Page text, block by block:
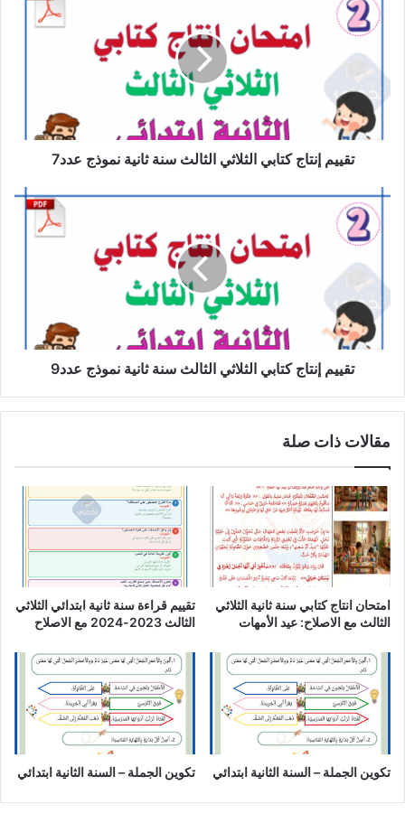
إنتاج
كتابي
الثلاثي
الثالث
سنة
ثانية
نموذج
عدد7
تقييم إنتاج كتابي الثلاثي الثالث سنة ثانية نموذج عدد7
تقييم
إنتاج
كتابي
الثلاثي
الثالث
سنة
ثانية
نموذج
عدد9
تقييم إنتاج كتابي الثلاثي الثالث سنة ثانية نموذج عدد9
مقالات ذات صلة
امتحان انتاج كتابي سنة ثانية الثلاثي
الثالث مع الاصلاح: عيد الأمهات
تقييم قراءة سنة ثانية ابتدائي الثلاثي
الثالث 2023-2024 مع الاصلاح
تكوين الجملة – السنة الثانية ابتدائي تكوين الجملة – السنة الثانية ابتدائي